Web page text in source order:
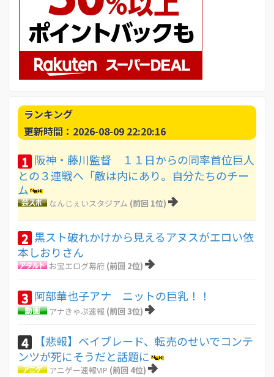
ランキング
更新時間：2026-08-09 22:20:16
1 阪神・藤川監督 １１日からの同率首位巨人
との３連戦へ「敵は内にあり。自分たちのチー
ム
なんじぇいスタジアム (前回 1位)
2 黒スト破れかけから見えるアヌスがエロい依
本しおりさん
お宝エログ幕府 (前回 2位)
3 阿部華也子アナ ニットの巨乳！！
アナきゃぷ速報 (前回 3位)
4
【悲報】ベイブレード、転売のせいでコンテ
ンツが死にそうだと話題に
アニゲー速報VIP (前回 4位)